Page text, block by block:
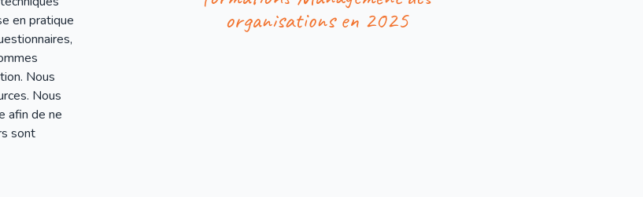
en pratique
Nous
Nous
afin de ne
sont
organisations en 2025